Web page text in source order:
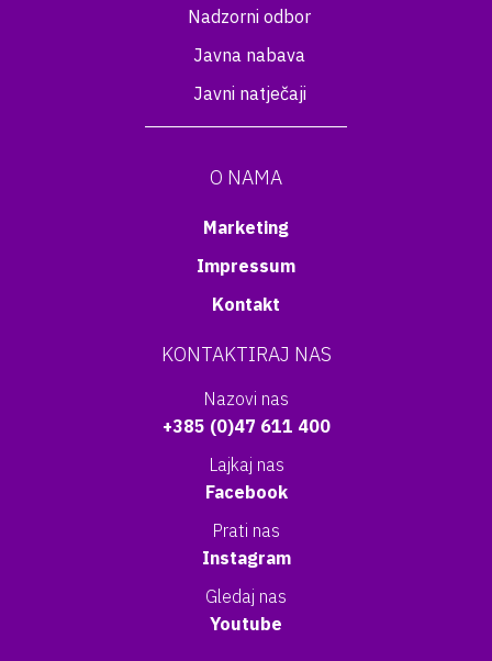
Nadzorni odbor
Javna nabava
Javni natječaji
O NAMA
Marketing
Impressum
Kontakt
KONTAKTIRAJ NAS
Nazovi nas
+385 (0)47 611 400
Lajkaj nas
Facebook
Prati nas
Instagram
Gledaj nas
Youtube